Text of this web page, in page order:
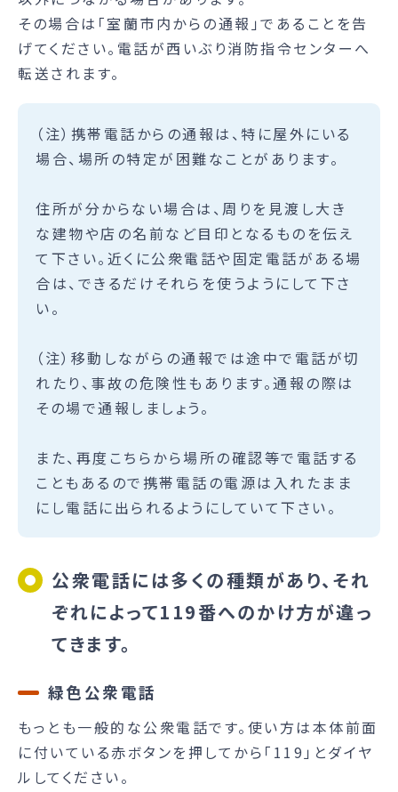
その場合は「室蘭市内からの通報」であることを告
げてください。電話が西いぶり消防指令センターへ
転送されます。
（注）携帯電話からの通報は、特に屋外にいる
場合、場所の特定が困難なことがあります。
住所が分からない場合は、周りを見渡し大き
な建物や店の名前など目印となるものを伝え
て下さい。近くに公衆電話や固定電話がある場
合は、できるだけそれらを使うようにして下さ
い。
（注）移動しながらの通報では途中で電話が切
れたり、事故の危険性もあります。通報の際は
その場で通報しましょう。
また、再度こちらから場所の確認等で電話する
こともあるので携帯電話の電源は入れたまま
にし電話に出られるようにしていて下さい。
公衆電話には多くの種類があり、それ
ぞれによって119番へのかけ方が違っ
てきます。
緑色公衆電話
もっとも一般的な公衆電話です。使い方は本体前面
に付いている赤ボタンを押してから「119」とダイヤ
ルしてください。